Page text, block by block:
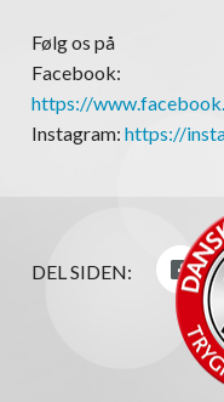
Følg os på
Facebook:
https://
Instagram: https://
DEL SIDEN: